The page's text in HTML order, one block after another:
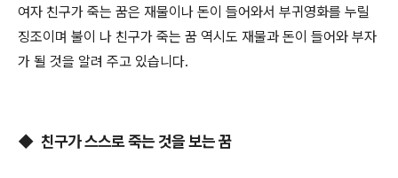
여자 친구가 죽는 꿈은 재물이나 돈이 들어와서 부귀영화를 누릴
징조이며 불이 나 친구가 죽는 꿈 역시도 재물과 돈이 들어와 부자
가 될 것을 알려 주고 있습니다.
◆ 친구가 스스로 죽는 것을 보는 꿈